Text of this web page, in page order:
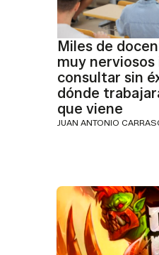
Miles de
muy
consultar sin
dónde
que viene
JUAN ANTONIO